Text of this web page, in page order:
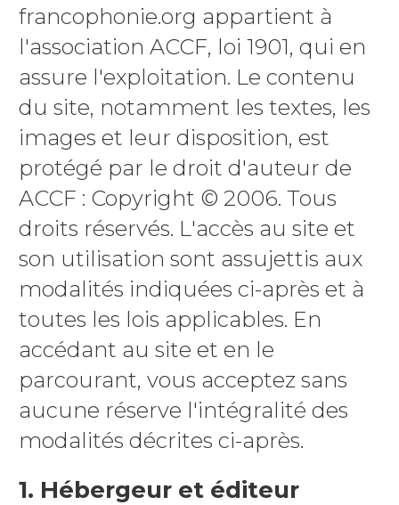
francophonie.org appartient à
l'association ACCF, loi 1901, qui en
assure l'exploitation. Le contenu
du site, notamment les textes, les
images et leur disposition, est
protégé par le droit d'auteur de
ACCF : Copyright © 2006. Tous
droits réservés. L'accès au site et
son utilisation sont assujettis aux
modalités indiquées ci-après et à
toutes les lois applicables. En
accédant au site et en le
parcourant, vous acceptez sans
aucune réserve l'intégralité des
modalités décrites ci-après.
1. Hébergeur et éditeur